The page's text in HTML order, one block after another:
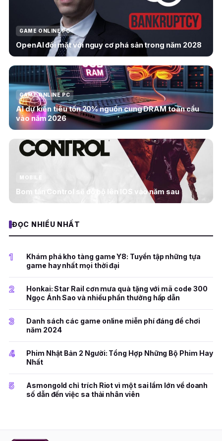
GAME ONLINE PC
OpenAI đối mặt với nguy cơ phá sản trong năm 2028
GAME ONLINE PC
AI dự kiến tiêu tốn 20% nguồn cung DRAM toàn cầu
vào năm 2026
MOBILE
Bom tấn Control sẽ đổ bộ lên IOS vào năm sau
ĐỌC NHIỀU NHẤT
1
Khám phá kho tàng game Y8: Tuyển tập những tựa
game hay nhất mọi thời đại
2
Honkai: Star Rail cơn mưa quà tặng với mã code 300
Ngọc Ánh Sao và nhiều phần thưởng hấp dẫn
3
Danh sách các game online miễn phí đáng để chơi
năm 2024
4
Phim Nhật Bản 2 Người: Tổng Hợp Những Bộ Phim Hay
Nhất
5
Asmongold chỉ trích Riot vì một sai lầm lớn về doanh
số dẫn đến việc sa thải nhân viên